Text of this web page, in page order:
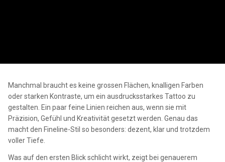
Manchmal braucht es keine grossen Flächen, knalligen Farben
oder starken Kontraste, um ein ausdrucksstarkes Tattoo zu
gestalten. Ein paar feine Linien reichen aus, wenn sie mit
Präzision, Gefühl und Kreativität gesetzt werden. Genau das
macht den Fineline-Stil so besonders: dezent, klar und trotzdem
voller Tiefe.
Was auf den ersten Blick schlicht wirkt, zeigt bei genauerem